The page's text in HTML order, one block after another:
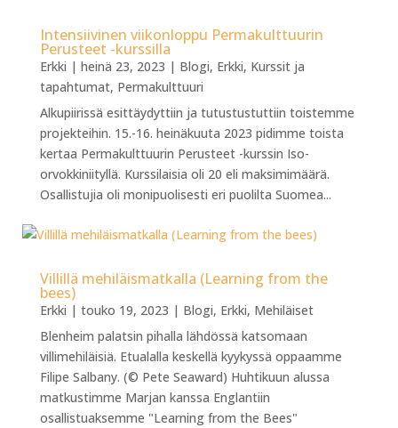
Intensiivinen viikonloppu Permakulttuurin
Perusteet -kurssilla
Erkki | heinä 23, 2023 | Blogi, Erkki, Kurssit ja
tapahtumat, Permakulttuuri
Alkupiirissä esittäydyttiin ja tutustustuttiin toistemme
projekteihin. 15.-16. heinäkuuta 2023 pidimme toista
kertaa Permakulttuurin Perusteet -kurssin Iso-
orvokkiniityllä. Kurssilaisia oli 20 eli maksimimäärä.
Osallistujia oli monipuolisesti eri puolilta Suomea...
Villillä mehiläismatkalla (Learning from the
bees)
Erkki | touko 19, 2023 | Blogi, Erkki, Mehiläiset
Blenheim palatsin pihalla lähdössä katsomaan
villimehiläisiä. Etualalla keskellä kyykyssä oppaamme
Filipe Salbany. (© Pete Seaward) Huhtikuun alussa
matkustimme Marjan kanssa Englantiin
osallistuaksemme "Learning from the Bees"